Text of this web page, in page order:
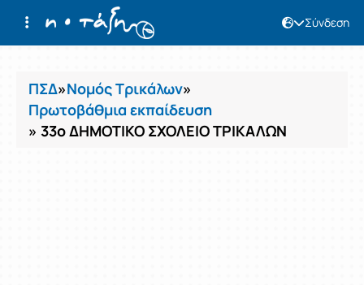
Σύνδεση
Μαθήματα
ΠΣΔ»Νομός Τρικάλων»
Πρωτοβάθμια εκπαίδευση
» 33ο ΔΗΜΟΤΙΚΟ ΣΧΟΛΕΙΟ ΤΡΙΚΑΛΩΝ